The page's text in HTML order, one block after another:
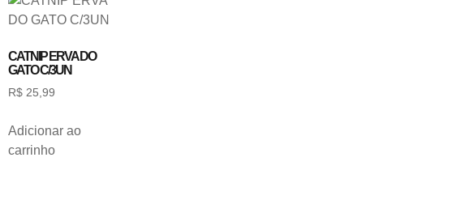
CATNIP ERVA DO
GATO C/3UN
R$ 25,99
Adicionar ao
carrinho